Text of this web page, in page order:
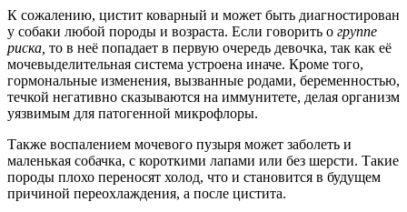
К сожалению, цистит коварный и может быть диагностирован
у собаки любой породы и возраста. Если говорить о группе
риска, то в неё попадает в первую очередь девочка, так как её
мочевыделительная система устроена иначе. Кроме того,
гормональные изменения, вызванные родами, беременностью,
течкой негативно сказываются на иммунитете, делая организм
уязвимым для патогенной микрофлоры.
Также воспалением мочевого пузыря может заболеть и
маленькая собачка, с короткими лапами или без шерсти. Такие
породы плохо переносят холод, что и становится в будущем
причиной переохлаждения, а после цистита.